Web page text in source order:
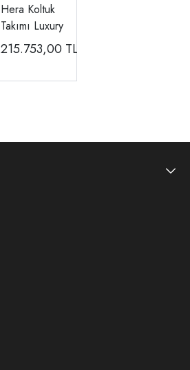
Hera Koltuk
Takımı Luxury
215.753,00 TL